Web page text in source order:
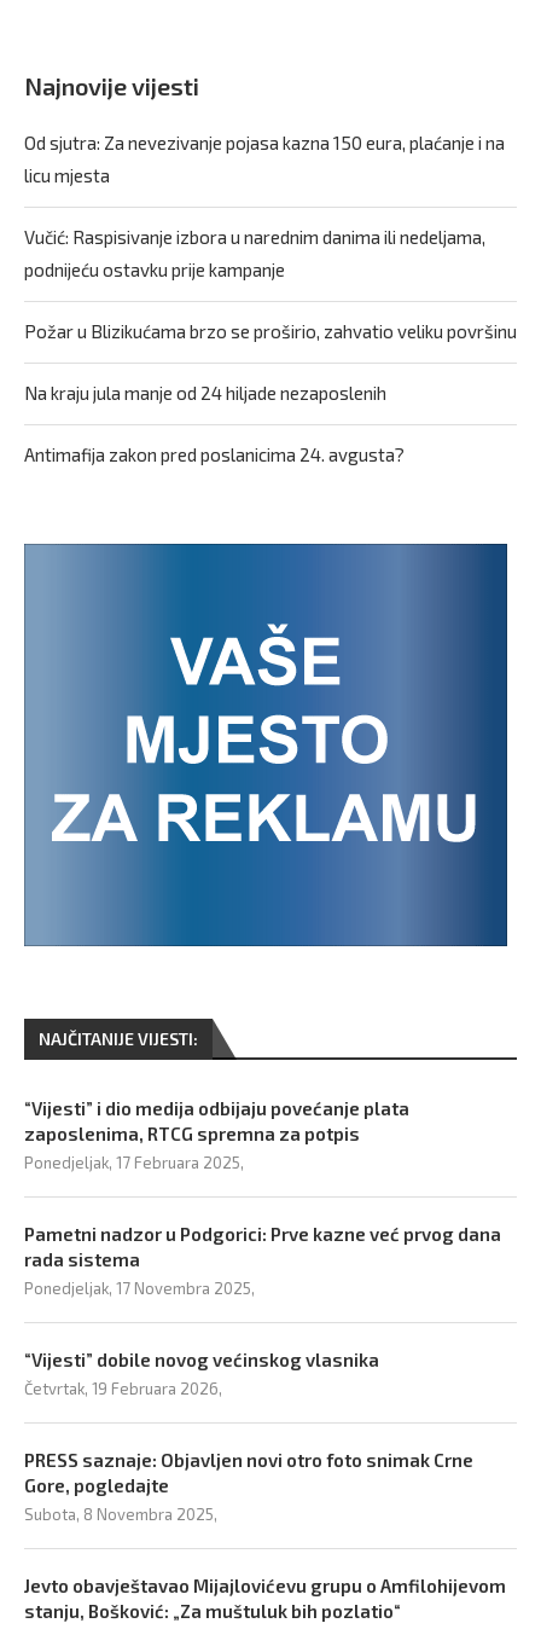
Najnovije vijesti
Od sjutra: Za nevezivanje pojasa kazna 150 eura, plaćanje i na
licu mjesta
Vučić: Raspisivanje izbora u narednim danima ili nedeljama,
podnijeću ostavku prije kampanje
Požar u Blizikućama brzo se proširio, zahvatio veliku površinu
Na kraju jula manje od 24 hiljade nezaposlenih
Antimafija zakon pred poslanicima 24. avgusta?
NAJČITANIJE VIJESTI:
“Vijesti” i dio medija odbijaju povećanje plata
zaposlenima, RTCG spremna za potpis
Ponedjeljak, 17 Februara 2025,
Pametni nadzor u Podgorici: Prve kazne već prvog dana
rada sistema
Ponedjeljak, 17 Novembra 2025,
“Vijesti” dobile novog većinskog vlasnika
Četvrtak, 19 Februara 2026,
PRESS saznaje: Objavljen novi otro foto snimak Crne
Gore, pogledajte
Subota, 8 Novembra 2025,
Jevto obavještavao Mijajlovićevu grupu o Amfilohijevom
stanju, Bošković: „Za muštuluk bih pozlatio“